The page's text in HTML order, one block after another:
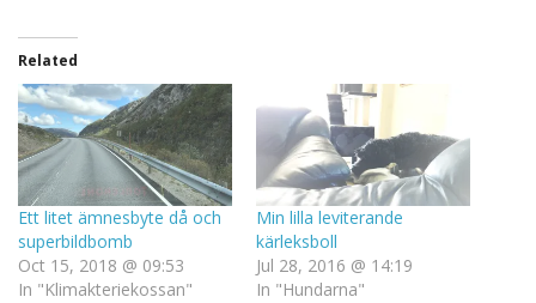
Related
Ett litet ämnesbyte då och
superbildbomb
Oct 15, 2018 @ 09:53
In "Klimakteriekossan"
Min lilla leviterande
kärleksboll
Jul 28, 2016 @ 14:19
In "Hundarna"